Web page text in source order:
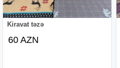
Kiravat təzə
60 AZN